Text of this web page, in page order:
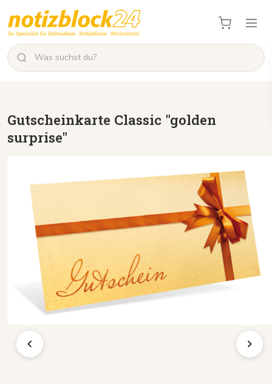
Gutscheinkarte Classic "golden
surprise"